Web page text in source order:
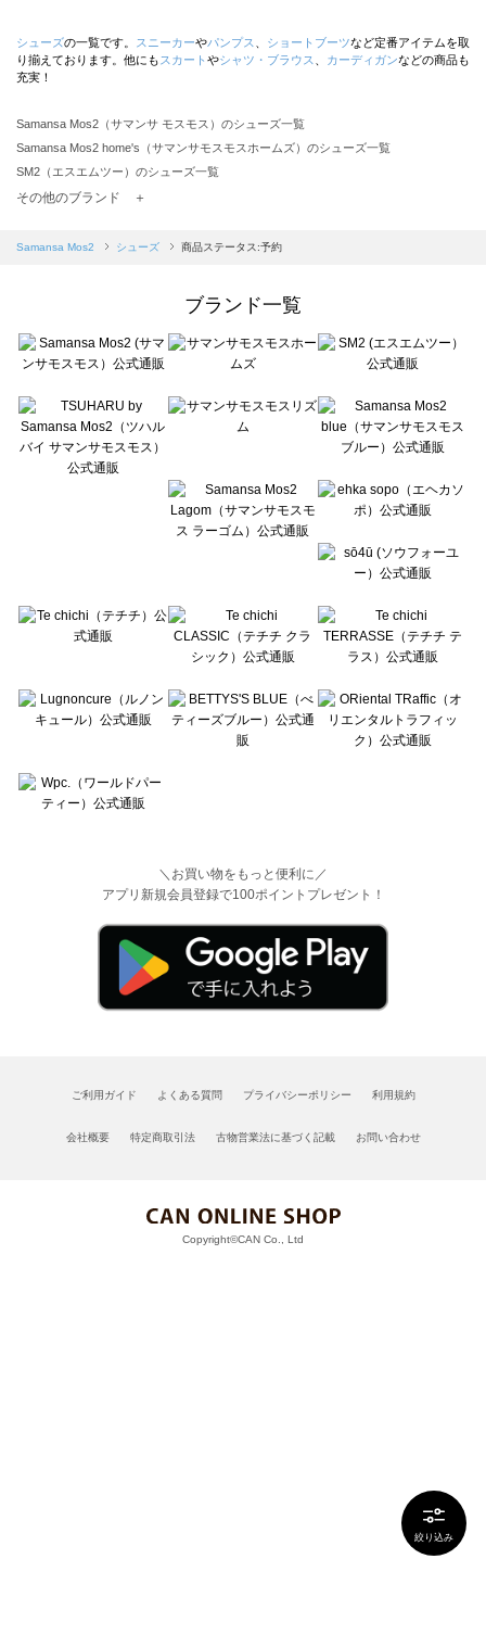
絞り込み
シューズの一覧です。 スニーカーやパンプス ショートブーツなど定番アイテムを取
り揃えております。他にも スカート やシャツ・ブラウス カーディガンなどの商品も
充実！
Samansa Mos2（サマンサ モスモス）のシューズ一覧
Samansa Mos2 home's（サマンサモスモスホームズ）のシューズ一覧
SM2（エスエムツー）のシューズ一覧
TSUHARU by Samansa Mos2（ツハルバイサマンサモスモス）のシューズ一覧
Samansa Mos2 blue（サマンサモスモス ブルー）のシューズ一覧
sō4ū（ソウフォーユー）のシューズ一覧
Te chichi（テチチ）のシューズ一覧
Te chichi CLASSIC（テチチ クラシック）のシューズ一覧
Lugnoncure（ルノンキュール）のシューズ一覧
BETTY'S BLUE（べティーズブルー）のシューズ一覧
Wpc.（ワールドパーティー）のシューズ一覧
その他のブランド ＋
Samansa Mos2 シューズ 商品ステータス:予約
ブランド一覧
＼お買い物をもっと便利に／
アプリ新規会員登録で100ポイントプレゼント！
ご利用ガイド よくある質問 プライバシーポリシー 利用規約
会社概要 特定商取引法 古物営業法に基づく記載 お問い合わせ
Copyright©CAN Co., Ltd